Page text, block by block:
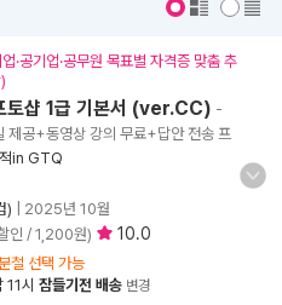
·공기업·공무원 목표별 자격증 맞춤 추
토샵 1급 기본서 (ver.CC) -
제공+동영상 강의 무료+답안 전송 프
in GTQ
)
2025년 10월
인 / 1,200원) 10.0
철 선택 가능
11시 잠들기전 배송 변경